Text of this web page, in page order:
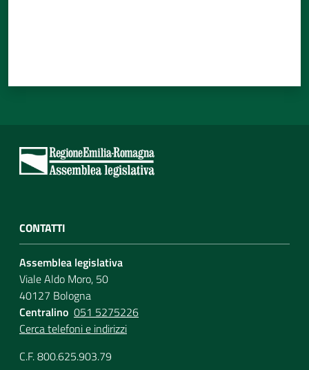
CONTATTI
Assemblea legislativa
Viale Aldo Moro, 50
40127 Bologna
Centralino 051 5275226
Cerca telefoni e indirizzi
C.F. 800.625.903.79